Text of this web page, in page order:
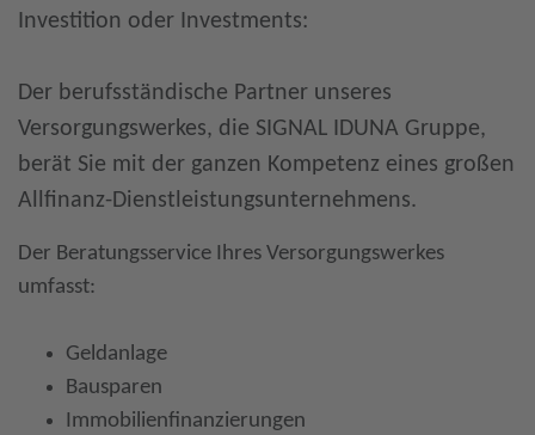
Investition oder Investments:
Der berufsständische Partner unseres
Versorgungswerkes, die SIGNAL IDUNA Gruppe,
berät Sie mit der ganzen Kompetenz eines großen
Allfinanz-Dienstleistungsunternehmens.
Der Beratungsservice Ihres Versorgungswerkes
umfasst:
Geldanlage
Bausparen
Immobilienfinanzierungen